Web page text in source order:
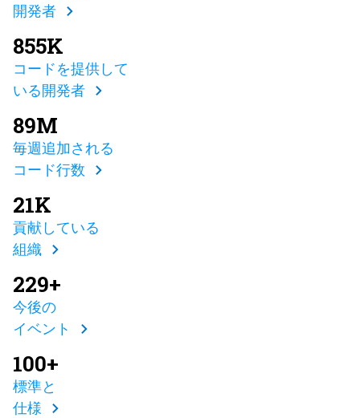
開発者
855K
コードを提供して
いる開発者
89M
毎週追加される
コード行数
21K
貢献している
組織
229+
今後の
イベント
100+
標準と
仕様